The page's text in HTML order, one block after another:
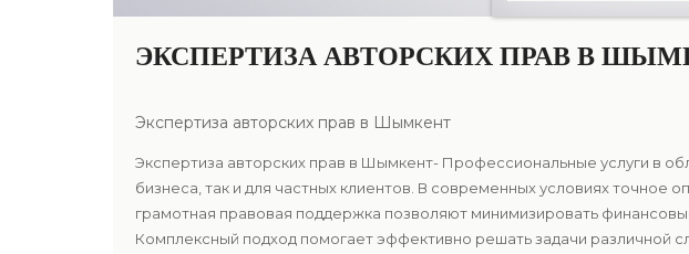
ЭКСПЕРТИЗА АВТОРСКИХ ПРАВ В
Экспертиза авторских прав в Шымкент
Экспертиза авторских прав в Шымкент- Профессиональные услуги в
бизнеса, так и для частных клиентов. В современных условиях точное
грамотная правовая поддержка позволяют минимизировать
Комплексный подход помогает эффективно решать задачи различной